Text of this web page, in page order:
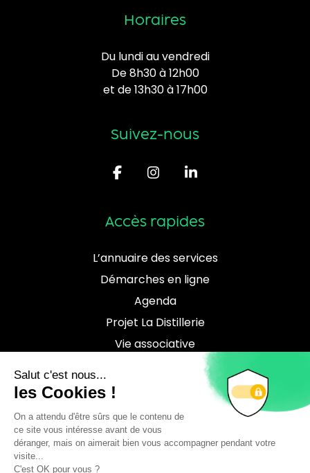
Horaires
Du lundi au vendredi
De 8h30 à 12h00
et de 13h30 à 17h00
Suivez-nous
Accès rapides
L’annuaire des services
Démarches en ligne
Agenda
Projet La Distillerie
Vie associative
Téléchargements
Location de salles